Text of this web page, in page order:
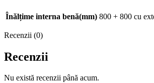
Înălțime interna benă(mm) 800 + 800 cu
Recenzii (0)
Recenzii
Nu există recenzii până acum.